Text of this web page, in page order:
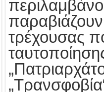
τρέχουσας